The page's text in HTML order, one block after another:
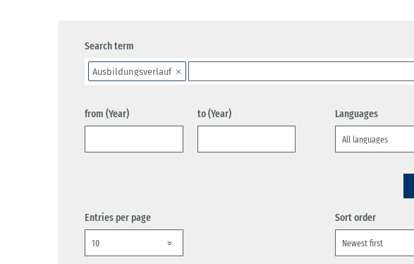
Search term
Ausbildungsverlauf
from (Year) to (Year) Languages
Entries per page Sort order